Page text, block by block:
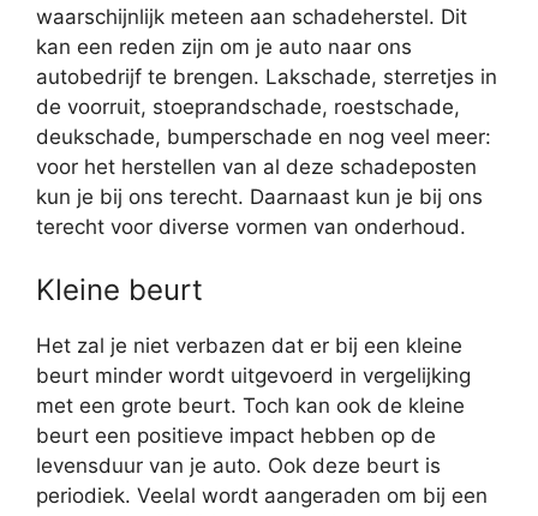
waarschijnlijk meteen aan schadeherstel. Dit
kan een reden zijn om je auto naar ons
autobedrijf te brengen. Lakschade, sterretjes in
de voorruit, stoeprandschade, roestschade,
deukschade, bumperschade en nog veel meer:
voor het herstellen van al deze schadeposten
kun je bij ons terecht. Daarnaast kun je bij ons
terecht voor diverse vormen van onderhoud.
Kleine beurt
Het zal je niet verbazen dat er bij een kleine
beurt minder wordt uitgevoerd in vergelijking
met een grote beurt. Toch kan ook de kleine
beurt een positieve impact hebben op de
levensduur van je auto. Ook deze beurt is
periodiek. Veelal wordt aangeraden om bij een